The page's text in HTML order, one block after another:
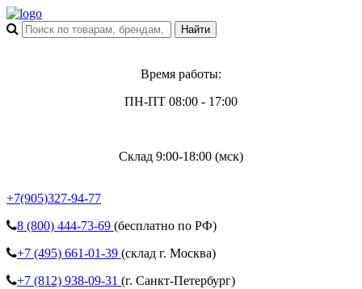
Время работы:
ПН-ПТ 08:00 - 17:00
Склад 9:00-18:00 (мск)
+7(905)327-94-77
8 (800) 444-73-69 (бесплатно по РФ)
+7 (495) 661-01-39 (склад г. Москва)
+7 (812) 938-09-31 (г. Санкт-Петербург)